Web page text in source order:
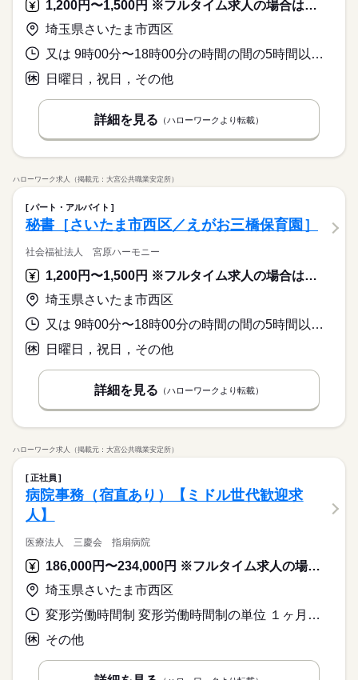
1,200円〜1,500円 ※フルタイム求人の場合は月額（換算額）、パート求人の場合は時間額を表示しています。
埼玉県さいたま市西区
又は 9時00分〜18時00分の時間の間の5時間以上 就業時間に関する特記事項 ※午後のみの勤務可
日曜日，祝日，その他
詳細を見る （ハローワークより転載）
ハローワーク求人（掲載元：大宮公共職業安定所）
パート・アルバイト
秘書［さいたま市西区／えがお三橋保育園］
社会福祉法人 宮原ハーモニー
1,200円〜1,500円 ※フルタイム求人の場合は月額（換算額）、パート求人の場合は時間額を表示しています。
埼玉県さいたま市西区
又は 9時00分〜18時00分の時間の間の5時間以上 就業時間に関する特記事項 ※午後のみの勤務可
日曜日，祝日，その他
詳細を見る （ハローワークより転載）
ハローワーク求人（掲載元：大宮公共職業安定所）
正社員
病院事務（宿直あり）【ミドル世代歓迎求
人】
医療法人 三慶会 指扇病院
186,000円〜234,000円 ※フルタイム求人の場合は月額（換算額）、パート求人の場合は時間額を表示しています。
埼玉県さいたま市西区
変形労働時間制 変形労働時間制の単位 １ヶ月単位 就業時間１ 9時00分〜17時30分 就業時間２ 9時00分〜13時00分 就業時間３ 17時30分〜9時00分 就業時間に関する特記事項 就業時間（２）は土曜日（休憩なし）
その他